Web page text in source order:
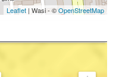
Leaflet | Wasi - ©OpenStreetMap